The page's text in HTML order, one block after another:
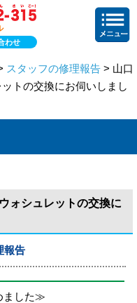
わせ
スタッフの修理報告 > 山口
トの交換にお伺いしまし
ォシュレットの交換に
報告
ました≫